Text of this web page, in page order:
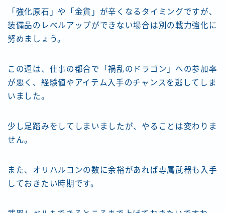
「強化原石」や「金貨」が辛くなるタイミングですが、
装備品のレベルアップができない場合は別の戦力強化に
努めましょう。
この週は、仕事の都合で「禍乱のドラゴン」への参加率
が悪く、経験値やアイテム入手のチャンスを逃してしま
いました。
少し足踏みをしてしまいましたが、やることは変わりま
せん。
また、オリハルコンの数に余裕があれば専属武器も入手
しておきたい時期です。